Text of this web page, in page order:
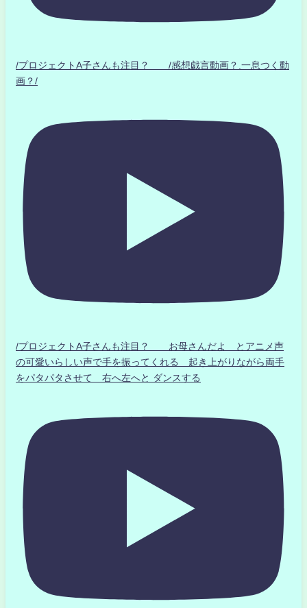
/プロジェクトA子さんも注目？ /感想戯言動画？.一息つく動
画？/
/プロジェクトA子さんも注目？ お母さんだよ とアニメ声
の可愛いらしい声で手を振ってくれる 起き上がりながら両手
をパタパタさせて 右へ左へと ダンスする